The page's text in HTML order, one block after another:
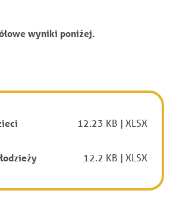
wyniki poniżej.
12.23 KB | XLSX
12.2 KB | XLSX